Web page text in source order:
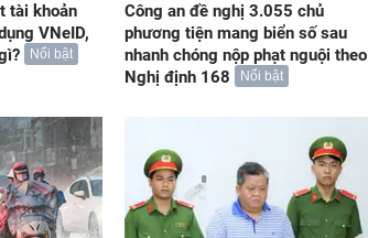
tài khoản
VNeID,
Nổi bật
Công an đề nghị 3.055 chủ
phương tiện mang biển số sau
nhanh chóng nộp phạt nguội theo
Nghị định 168
Nổi bật